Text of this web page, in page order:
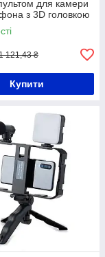
для камери
з 3D головкою
800 / Штатив для
підлогова
121,43 ₴
Купити